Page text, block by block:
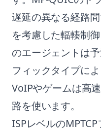
遅延の異なる経路
を考慮した輻輳制
のエージェントは
フィックタイプに
VoIPやゲームは高
路を使います。
ISPレベルの